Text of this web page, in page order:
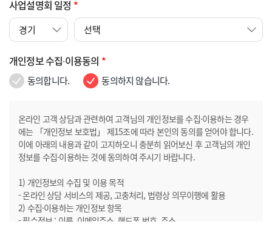
사업설명회 일정 *
개인정보 수집∙이용동의 *
동의합니다. 동의하지 않습니다.
온라인 고객 상담과 관련하여 고객님의 개인정보를 수집·이용하는 경우
에는 「개인정보 보호법」 제15조에 따라 본인의 동의를 얻어야 합니다.
이에 아래의 내용과 같이 고지하오니 충분히 읽어보신 후 고객님의 개인
정보를 수집·이용하는 것에 동의하여 주시기 바랍니다.
1) 개인정보의 수집 및 이용 목적
- 온라인 상담 서비스의 제공, 고충처리, 법령상 의무이행에 활용
2) 수집·이용하는 개인정보 항목
- 필수정보 : 이름, 이메일주소, 핸드폰 번호, 주소